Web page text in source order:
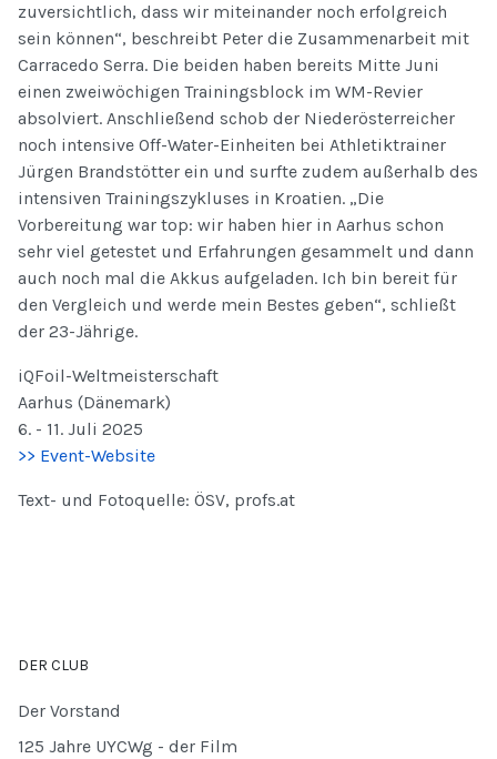
zuversichtlich, dass wir miteinander noch erfolgreich
sein können“, beschreibt Peter die Zusammenarbeit mit
Carracedo Serra. Die beiden haben bereits Mitte Juni
einen zweiwöchigen Trainingsblock im WM-Revier
absolviert. Anschließend schob der Niederösterreicher
noch intensive Off-Water-Einheiten bei Athletiktrainer
Jürgen Brandstötter ein und surfte zudem außerhalb des
intensiven Trainingszykluses in Kroatien. „Die
Vorbereitung war top: wir haben hier in Aarhus schon
sehr viel getestet und Erfahrungen gesammelt und dann
auch noch mal die Akkus aufgeladen. Ich bin bereit für
den Vergleich und werde mein Bestes geben“, schließt
der 23-Jährige.
iQFoil-Weltmeisterschaft
Aarhus (Dänemark)
6. - 11. Juli 2025
>> Event-Website
Text- und Fotoquelle: ÖSV, profs.at
DER CLUB
Der Vorstand
125 Jahre UYCWg - der Film